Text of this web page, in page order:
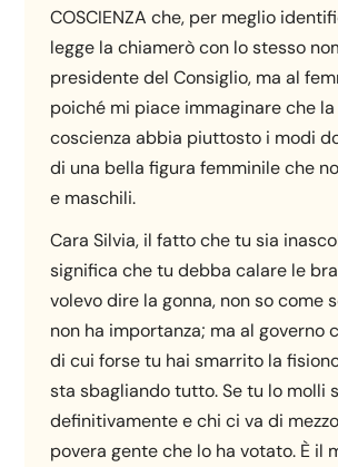
COSCIENZA che, per meglio
legge la chiamerò con lo stesso
presidente del Consiglio, ma al
poiché mi piace immaginare che
coscienza abbia piuttosto i modi
di una bella figura femminile che
e maschili.
Cara Silvia, il fatto che tu sia
significa che tu debba calare le
volevo dire la gonna, non so come
non ha importanza; ma al governo
di cui forse tu hai smarrito la
sta sbagliando tutto. Se tu lo molli
definitivamente e chi ci va di
povera gente che lo ha votato. È il